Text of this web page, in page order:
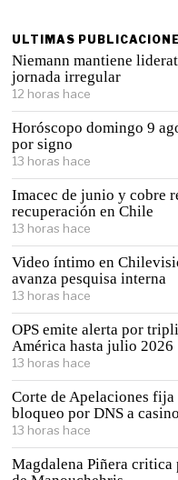
ULTIMAS
Niemann mantiene
jornada irregular
12 horas hace
Horóscopo domingo 9
por signo
13 horas hace
Imacec de junio y cobre
recuperación en Chile
13 horas hace
Video íntimo en
avanza pesquisa interna
13 horas hace
OPS emite alerta por
América hasta julio 2026
13 horas hace
Corte de Apelaciones
bloqueo por DNS a
13 horas hace
Magdalena Piñera